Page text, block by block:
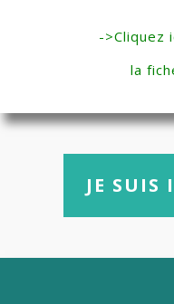
->Cliquez
la
JE SUIS